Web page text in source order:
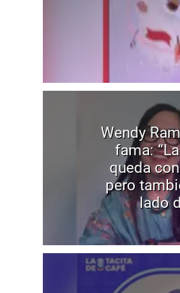
Wendy
fama:
queda
pero
lado